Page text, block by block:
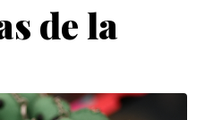
de la